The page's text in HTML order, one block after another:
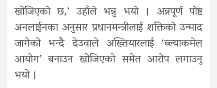
खोजिएको छ,’ उहाँले भन्नु भयो । अन्नपूर्ण पोष्ट
अनलाईनका अनुसार प्रधानमन्त्रीलाई शक्तिको उन्माद
जागेको भन्दै देउवाले अख्तियारलाई ‘ब्ल्याकमेल
आयोग’ बनाउन खोजिएको समेत आरोप लगाउनु
भयो ।